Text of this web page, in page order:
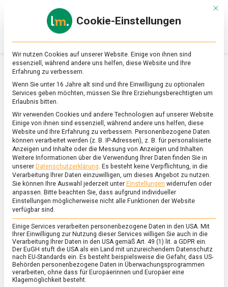
Online-
Magazin
zu
&
Ernährung
SCHLAGWORT:FUSSBALL
ERNÄHRUNG & GESUNDHEIT /KULTUR
„Ich habe fertig” – Die Ernährung der
Fußballspieler
Mit
Cookie-Einstellungen
Wir nutzen Cookies auf unserer Website. Einige von ihnen sind
essenziell, während andere uns helfen, diese Website und Ihre
Erfahrung zu verbessern.
Wenn Sie unter 16 Jahre alt sind und Ihre Einwilligung zu optionalen
Services geben möchten, müssen Sie Ihre Erziehungsberechtigten um
Erlaubnis bitten.
Wir verwenden Cookies und andere Technologien auf unserer Website.
Einige von ihnen sind essenziell, während andere uns helfen, diese
Website und Ihre Erfahrung zu verbessern. Personenbezogene Daten
können verarbeitet werden (z. B. IP-Adressen), z. B. für personalisierte
Anzeigen und Inhalte oder die Messung von Anzeigen und Inhalten.
Weitere Informationen über die Verwendung Ihrer Daten finden Sie in
unserer Datenschutzerklärung. Es besteht keine Verpflichtung, in die
Verarbeitung Ihrer Daten einzuwilligen, um dieses Angebot zu nutzen.
Sie können Ihre Auswahl jederzeit unter Einstellungen widerrufen oder
anpassen. Bitte beachten Sie, dass aufgrund individueller
Einstellungen möglicherweise nicht alle Funktionen der Website
verfügbar sind.
Einige Services verarbeiten personenbezogene Daten in den USA. Mit
Ihrer Einwilligung zur Nutzung dieser Services willigen Sie auch in die
Verarbeitung Ihrer Daten in den USA gemäß Art. 49 (1) lit. a GDPR ein.
Der EuGH stuft die USA als ein Land mit unzureichendem Datenschutz
nach EU-Standards ein. Es besteht beispielsweise die Gefahr, dass US-
Behörden personenbezogene Daten in Überwachungsprogrammen
verarbeiten, ohne dass für Europäerinnen und Europäer eine
Klagemöglichkeit besteht.